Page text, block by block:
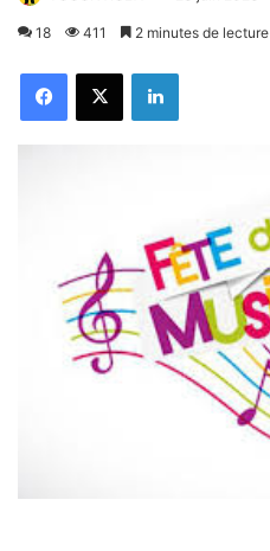
18 411 2 minutes de lecture
FacebookX Linkedin